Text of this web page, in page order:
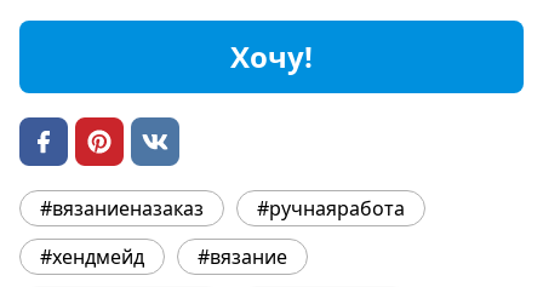
Хочу!
#вязаниеназаказ
#ручнаяработа
#хендмейд
#вязание